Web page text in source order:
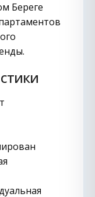
Береге